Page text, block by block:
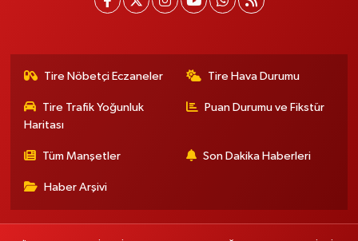
Tire Nöbetçi Eczaneler Tire Hava Durumu
Tire Trafik Yoğunluk
Haritası
Puan Durumu ve Fikstür
Tüm Manşetler Son Dakika Haberleri
Haber Arşivi